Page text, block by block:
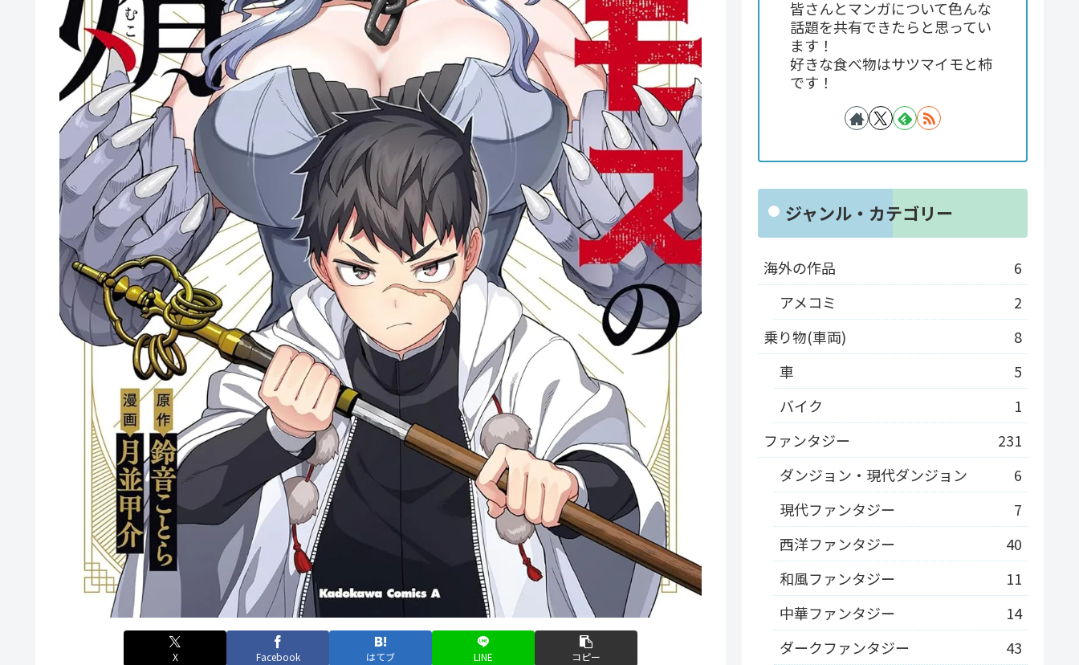
X Facebook はてブ LINE コピー
皆さんとマンガについて色んな
話題を共有できたらと思ってい
ます！
好きな食べ物はサツマイモと柿
です！
ジャンル・カテゴリー
海外の作品
6
アメコミ
2
乗り物(車両)
8
車
5
バイク
1
ファンタジー
231
ダンジョン・現代ダンジョン
6
現代ファンタジー
7
西洋ファンタジー
40
和風ファンタジー
11
中華ファンタジー
14
ダークファンタジー
43